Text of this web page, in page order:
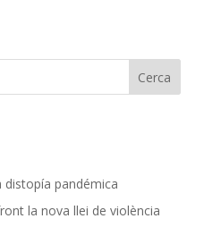
distopía pandémica
la nova llei de violència